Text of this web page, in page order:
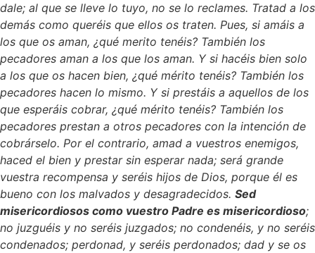
dale; al que se lleve lo tuyo, no se lo reclames. Tratad a los
demás como queréis que ellos os traten. Pues, si amáis a
los que os aman, ¿qué merito tenéis? También los
pecadores aman a los que los aman. Y si hacéis bien solo
a los que os hacen bien, ¿qué mérito tenéis? También los
pecadores hacen lo mismo. Y si prestáis a aquellos de los
que esperáis cobrar, ¿qué mérito tenéis? También los
pecadores prestan a otros pecadores con la intención de
cobrárselo. Por el contrario, amad a vuestros enemigos,
haced el bien y prestar sin esperar nada; será grande
vuestra recompensa y seréis hijos de Dios, porque él es
bueno con los malvados y desagradecidos. Sed
misericordiosos como vuestro Padre es misericordioso;
no juzguéis y no seréis juzgados; no condenéis, y no seréis
condenados; perdonad, y seréis perdonados; dad y se os